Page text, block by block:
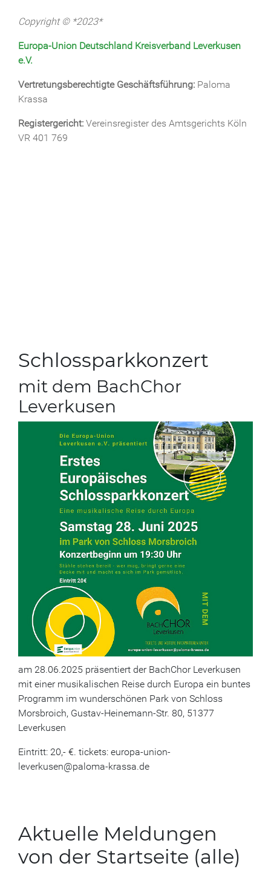
Copyright © *2023*
Europa-Union Deutschland Kreisverband Leverkusen
e.V.
Vertretungsberechtigte Geschäftsführung: Paloma
Krassa
Registergericht: Vereinsregister des Amtsgerichts Köln
VR 401 769
Schlossparkkonzert
mit dem BachChor
Leverkusen
am 28.06.2025 präsentiert der BachChor Leverkusen
mit einer musikalischen Reise durch Europa ein buntes
Programm im wunderschönen Park von Schloss
Morsbroich, Gustav-Heinemann-Str. 80, 51377
Leverkusen
Eintritt: 20,- €. tickets: europa-union-
leverkusen@paloma-krassa.de
Aktuelle Meldungen
von der Startseite (alle)